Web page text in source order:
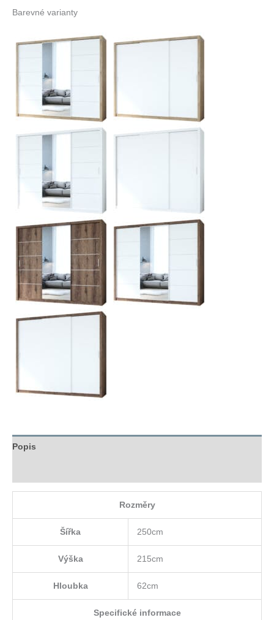
Barevné varianty
Popis
Rozměry
Šířka 250cm
Výška 215cm
Hloubka 62cm
Specifické informace